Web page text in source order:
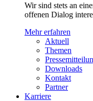
Wir sind stets an
offenen Dialog
Mehr erfahren
Aktuell
Themen
Downloads
Kontakt
Partner
Karriere